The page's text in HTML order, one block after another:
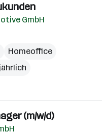
GmbH
Homeoffice
(m/w/d)